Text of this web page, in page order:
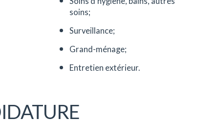
soins;
Surveillance;
Grand-ménage;
Entretien extérieur.